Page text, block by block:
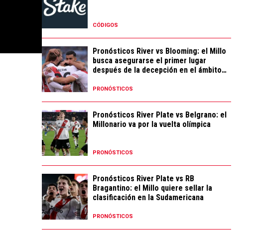
CÓDIGOS
Pronósticos River vs Blooming: el Millo
busca asegurarse el primer lugar
después de la decepción en el ámbito
PRONÓSTICOS
Pronósticos River Plate vs Belgrano: el
Millonario va por la vuelta olímpica
PRONÓSTICOS
Pronósticos River Plate vs RB
Bragantino: el Millo quiere sellar la
clasificación en la Sudamericana
PRONÓSTICOS